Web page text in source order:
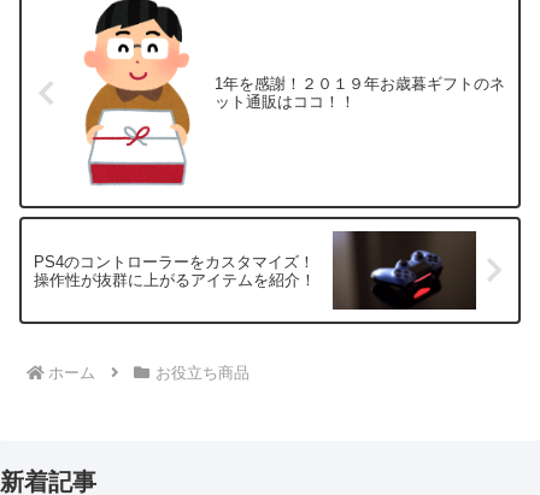
1年を感謝！２０１９年お歳暮ギフトのネ
ット通販はココ！！
PS4のコントローラーをカスタマイズ！
操作性が抜群に上がるアイテムを紹介！
ホーム お役立ち商品
新着記事